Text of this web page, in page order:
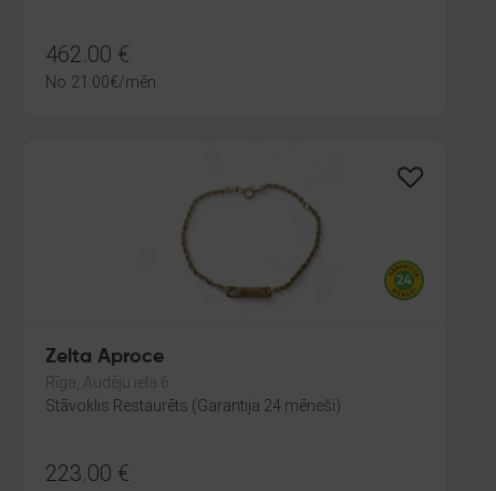
462.00 €
No 21.00€/mēn.
Zelta Aproce
Rīga, Audēju iela 6
Stāvoklis Restaurēts (Garantija 24 mēneši)
223.00 €